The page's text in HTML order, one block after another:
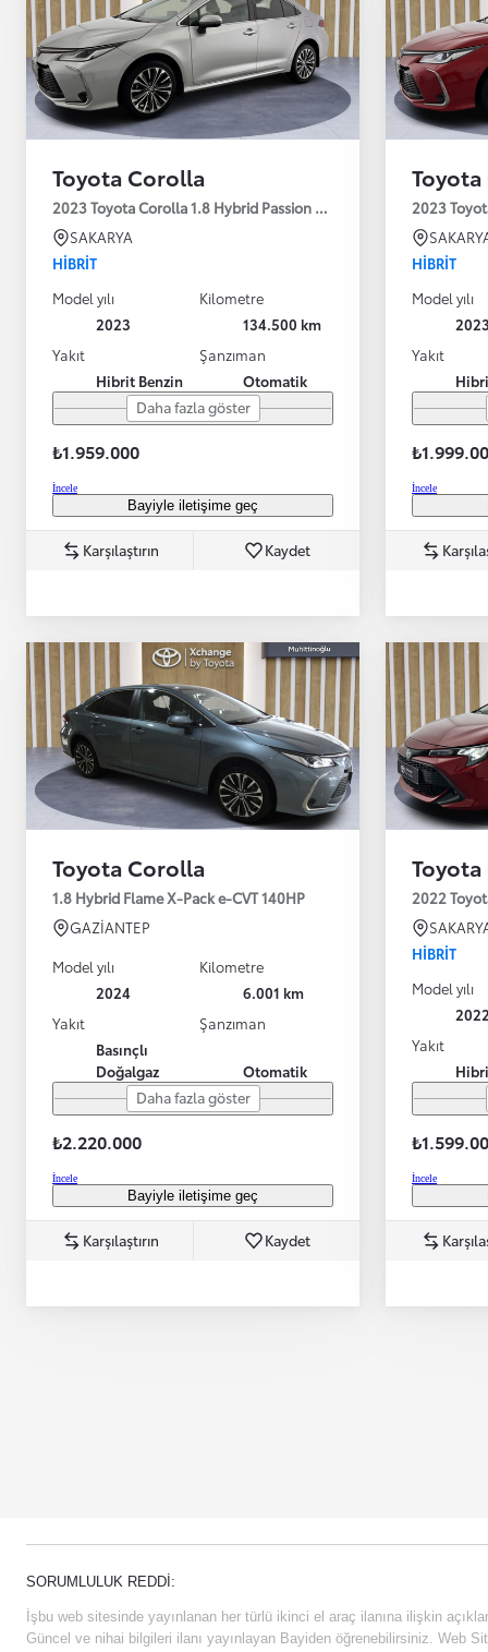
Yeni Hilux Yakında
Haberdar olun
Toyota Corolla
2023 Toyota Corolla 1.8 Hybrid Passion X-Pack E-CVT 140HP
SAKARYA
HIBRIT
Model yılı
2023
Kilometre
134.500 km
Yakıt
Hibrit Benzin
Şanzıman
Otomatik
Daha fazla göster
₺1.959.000
İncele
Bayiyle iletişime geç
Karşılaştırın Kaydet
2023
HIBRIT
Model yılı
2023
Yakıt
İncele
Toyota Corolla
1.8 Hybrid Flame X-Pack e-CVT 140HP
GAZİANTEP
Model yılı
2024
Kilometre
6.001 km
Yakıt
Basınçlı
Doğalgaz
Şanzıman
Otomatik
Daha fazla göster
₺2.220.000
İncele
Bayiyle iletişime geç
Karşılaştırın Kaydet
2022
HIBRIT
Model yılı
2022
Yakıt
İncele
SORUMLULUK REDDI:
İşbu web sitesinde yayınlanan her türlü ikinci el araç ilanına ilişkin
Güncel ve nihai bilgileri ilanı yayınlayan Bayiden öğrenebilirsiniz. Web